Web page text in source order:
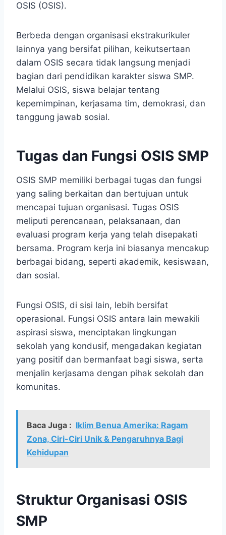
OSIS (OSIS).
Berbeda dengan organisasi ekstrakurikuler
lainnya yang bersifat pilihan, keikutsertaan
dalam OSIS secara tidak langsung menjadi
bagian dari pendidikan karakter siswa SMP.
Melalui OSIS, siswa belajar tentang
kepemimpinan, kerjasama tim, demokrasi, dan
tanggung jawab sosial.
Tugas dan Fungsi OSIS SMP
OSIS SMP memiliki berbagai tugas dan fungsi
yang saling berkaitan dan bertujuan untuk
mencapai tujuan organisasi. Tugas OSIS
meliputi perencanaan, pelaksanaan, dan
evaluasi program kerja yang telah disepakati
bersama. Program kerja ini biasanya mencakup
berbagai bidang, seperti akademik, kesiswaan,
dan sosial.
Fungsi OSIS, di sisi lain, lebih bersifat
operasional. Fungsi OSIS antara lain mewakili
aspirasi siswa, menciptakan lingkungan
sekolah yang kondusif, mengadakan kegiatan
yang positif dan bermanfaat bagi siswa, serta
menjalin kerjasama dengan pihak sekolah dan
komunitas.
Baca Juga : Iklim Benua Amerika: Ragam
Zona, Ciri-Ciri Unik & Pengaruhnya Bagi
Kehidupan
Struktur Organisasi OSIS
SMP